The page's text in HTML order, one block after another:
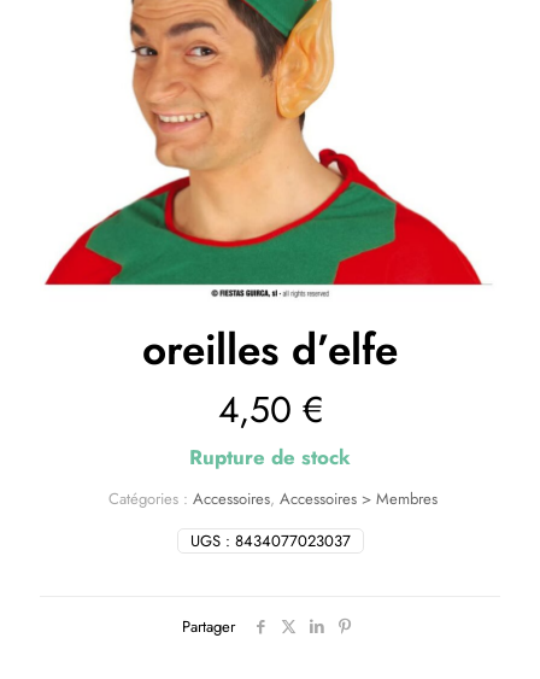
oreilles d’elfe
4,50 €
Rupture de stock
UGS : 8434077023037
Catégories : Accessoires, Accessoires > Membres
Partager